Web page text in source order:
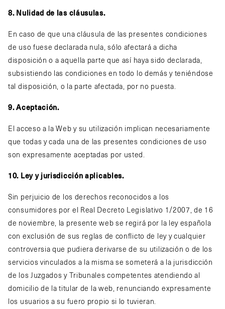
8. Nulidad de las cláusulas.
En caso de que una cláusula de las presentes condiciones
de uso fuese declarada nula, sólo afectará a dicha
disposición o a aquella parte que así haya sido declarada,
subsistiendo las condiciones en todo lo demás y teniéndose
tal disposición, o la parte afectada, por no puesta.
9. Aceptación.
El acceso a la Web y su utilización implican necesariamente
que todas y cada una de las presentes condiciones de uso
son expresamente aceptadas por usted.
10. Ley y jurisdicción aplicables.
Sin perjuicio de los derechos reconocidos a los
consumidores por el Real Decreto Legislativo 1/2007, de 16
de noviembre, la presente web se regirá por la ley española
con exclusión de sus reglas de conflicto de ley y cualquier
controversia que pudiera derivarse de su utilización o de los
servicios vinculados a la misma se someterá a la jurisdicción
de los Juzgados y Tribunales competentes atendiendo al
domicilio de la titular de la web, renunciando expresamente
los usuarios a su fuero propio si lo tuvieran.